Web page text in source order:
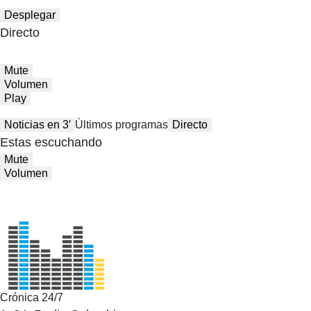
Desplegar
Directo
Mute
Volumen
Play
Noticias en 3′ Últimos programas Directo
Estas escuchando
Mute
Volumen
Crónica 24/7